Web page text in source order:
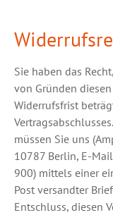
Sie haben das
von Gründen
Widerrufsfrist
müssen Sie uns
10787 Berlin, E-
900) mittels einer
Post versandter
Entschluss, diesen